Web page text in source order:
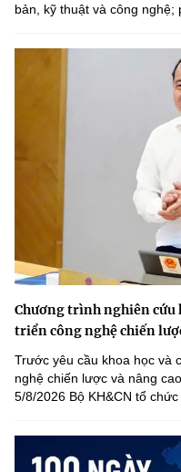
bản, kỹ thuật và công nghệ;
Chương trình nghiên cứu
triển công nghệ chiến
Trước yêu cầu khoa học và
nghệ chiến lược và nâng
5/8/2026 Bộ KH&CN tổ